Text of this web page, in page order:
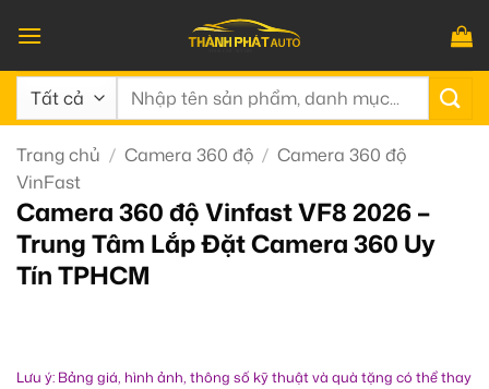
qua
nội
dung
Tìm
Trang chủ / Camera 360 độ / Camera 360 độ
VinFast
Camera 360 độ Vinfast VF8 2026 –
Trung Tâm Lắp Đặt Camera 360 Uy
Tín TPHCM
Lưu ý: Bảng giá, hình ảnh, thông số kỹ thuật và quà tặng có thể thay